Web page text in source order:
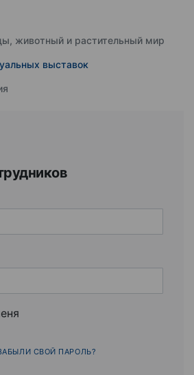
животный и растительный мир
выставок
СВОЙ ПАРОЛЬ?